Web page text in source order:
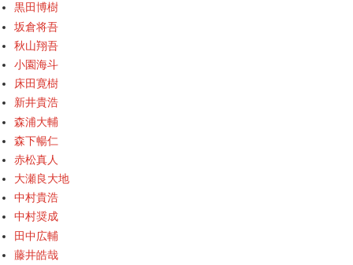
黒田博樹
坂倉将吾
秋山翔吾
小園海斗
床田寛樹
新井貴浩
森浦大輔
森下暢仁
赤松真人
大瀬良大地
中村貴浩
中村奨成
田中広輔
藤井皓哉